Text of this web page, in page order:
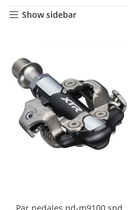
Show sidebar